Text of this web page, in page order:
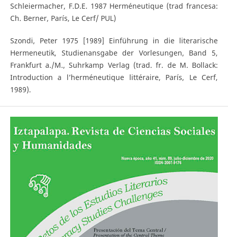
Schleiermacher, F.D.E. 1987 Herméneutique (trad francesa:
Ch. Berner, París, Le Cerf/ PUL)
Szondi, Peter 1975 [1989] Einführung in die literarische
Hermeneutik, Studienansgabe der Vorlesungen, Band 5,
Frankfurt a./M., Suhrkamp Verlag (trad. fr. de M. Bollack:
Introduction a l’herméneutique littéraire, París, Le Cerf,
1989).